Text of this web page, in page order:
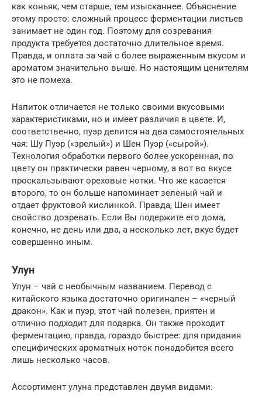
как коньяк, чем старше, тем изысканнее. Объяснение
этому просто: сложный процесс ферментации листьев
занимает не один год. Поэтому для созревания
продукта требуется достаточно длительное время.
Правда, и оплата за чай с более выраженным вкусом и
ароматом значительно выше. Но настоящим ценителям
это не помеха.
Напиток отличается не только своими вкусовыми
характеристиками, но и имеет различия в цвете. И,
соответственно, пуэр делится на два самостоятельных
чая: Шу Пуэр («зрелый») и Шен Пуэр («сырой»).
Технология обработки первого более ускоренная, по
цвету он практически равен черному, а вот во вкусе
проскальзывают ореховые нотки. Что же касается
второго, то он больше напоминает зеленый чай и
отдает фруктовой кислинкой. Правда, Шен имеет
свойство дозревать. Если Вы подержите его дома,
конечно, не день или два, а несколько лет, вкус будет
совершенно иным.
Улун
Улун – чай с необычным названием. Перевод с
китайского языка достаточно оригинален – «черный
дракон». Как и пуэр, этот чай полезен, приятен и
отлично подходит для подарка. Он также проходит
ферментацию, правда, гораздо быстрее: для придания
специфических ароматных ноток понадобится всего
лишь несколько часов.
Ассортимент улуна представлен двумя видами: